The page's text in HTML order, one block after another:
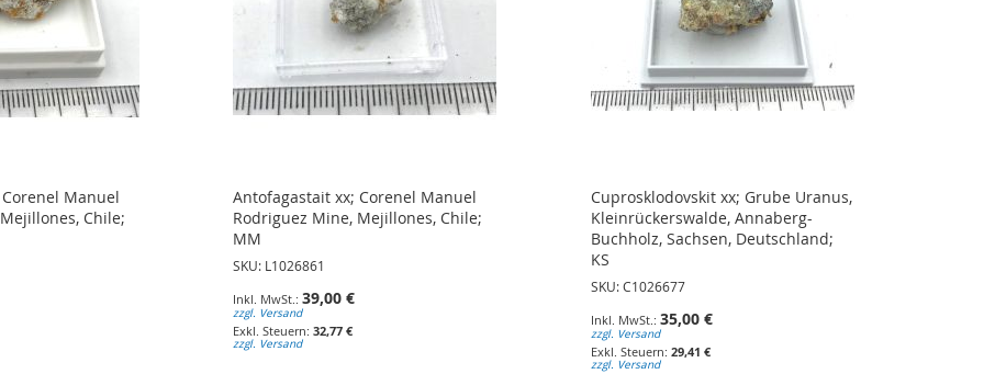
Manuel
Chile;
Antofagastait xx; Corenel Manuel
Rodriguez Mine, Mejillones, Chile;
MM
SKU: L1026861
39,00 €
zzgl. Versand
32,77 €
zzgl. Versand
Cuprosklodovskit xx; Grube Uranus,
Kleinrückerswalde, Annaberg-
Buchholz, Sachsen, Deutschland;
KS
SKU: C1026677
35,00 €
zzgl. Versand
29,41 €
zzgl. Versand